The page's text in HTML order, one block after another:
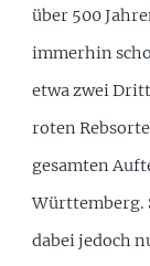
über 500
immerhin
etwa zwei
roten
gesamten
Württemberg.
dabei jedoch